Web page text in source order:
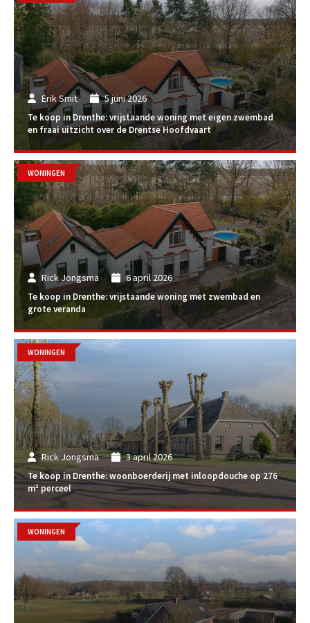
Erik Smit 5 juni 2026
Te koop in Drenthe: vrijstaande woning met eigen zwembad
en fraai uitzicht over de Drentse Hoofdvaart
Rick Jongsma 6 april 2026
Te koop in Drenthe: vrijstaande woning met zwembad en
grote veranda
WONINGEN
Rick Jongsma 3 april 2026
Te koop in Drenthe: woonboerderij met inloopdouche op 276
m² perceel
WONINGEN
WONINGEN